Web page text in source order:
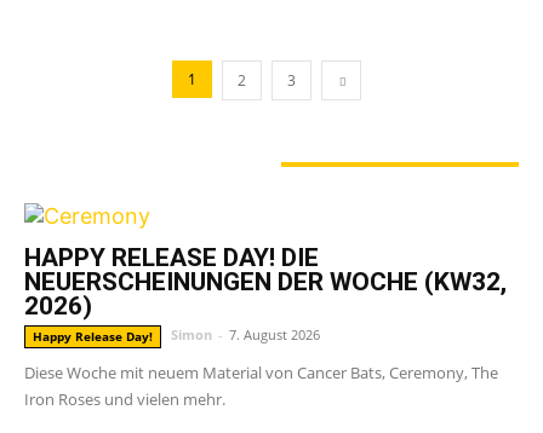
1 2 3
HAPPY RELEASE DAY! DIE
NEUERSCHEINUNGEN DER WOCHE (KW32,
2026)
Happy Release Day! Simon - 7. August 2026
Diese Woche mit neuem Material von Cancer Bats, Ceremony, The
Iron Roses und vielen mehr.